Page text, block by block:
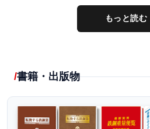
もっと読む
書籍・出版物